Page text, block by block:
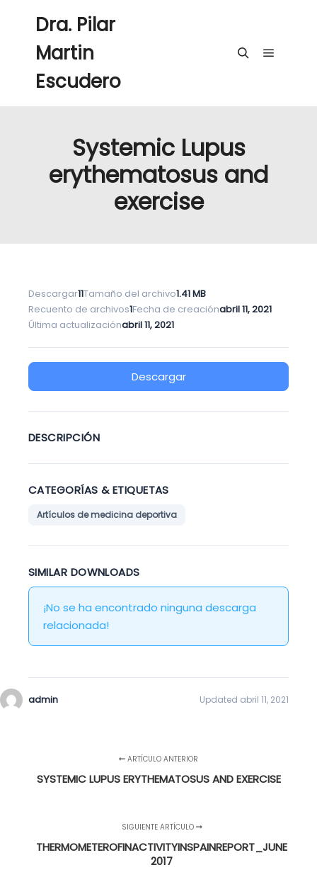
Dra. Pilar
Martin
Escudero
Systemic Lupus
erythematosus and
exercise
Descargar11Tamaño del archivo1.41 MB
Recuento de archivos1Fecha de creaciónabril 11, 2021
Última actualizaciónabril 11, 2021
Descargar
DESCRIPCIÓN
CATEGORÍAS & ETIQUETAS
Artículos de medicina deportiva
SIMILAR DOWNLOADS
¡No se ha encontrado ninguna descarga
relacionada!
admin Updated abril 11, 2021
ARTÍCULO ANTERIOR
SYSTEMIC LUPUS ERYTHEMATOSUS AND EXERCISE
SIGUIENTE ARTÍCULO
THERMOMETEROFINACTIVITYINSPAINREPORT_JUNE
2017